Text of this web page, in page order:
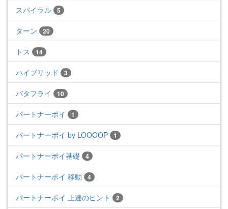
スパイラル 5
ターン 20
トス 14
ハイブリッド 3
バタフライ 10
パートナーポイ 1
パートナーポイ by LOOOOP 1
パートナーポイ基礎 4
パートナーポイ 移動 4
パートナーポイ 上達のヒント 2